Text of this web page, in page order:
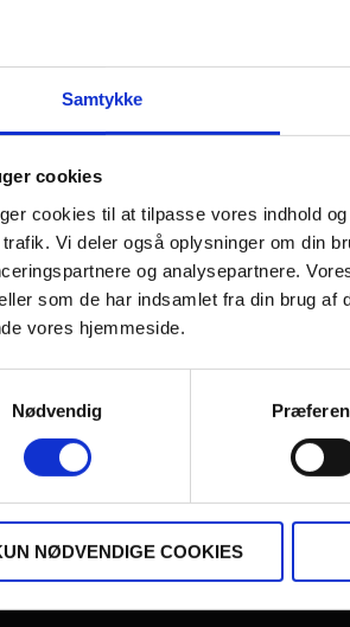
Samtykke
cookies
cookies til at tilpasse vores indhold
Vi deler også oplysninger om din
og analysepartnere.
som de har indsamlet fra din brug
vores hjemmeside.
Nødvendig
NØDVENDIGE COOKIES
med mig
Se spørgsmålet, og
på Cyberhus.